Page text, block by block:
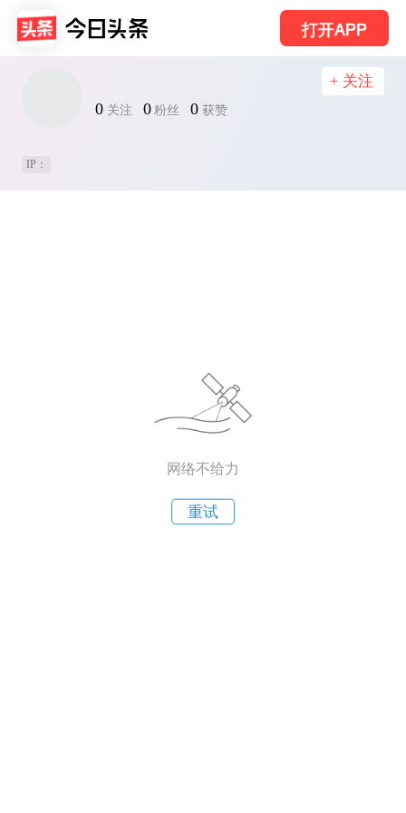
打开APP
0 关注 0 粉丝 0 获赞
+ 关注
IP：
网络不给力
重试